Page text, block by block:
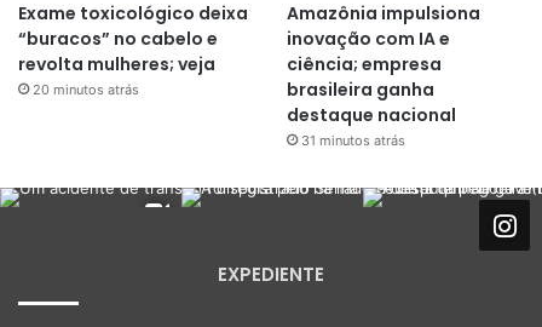
Exame toxicológico deixa
“buracos” no cabelo e
revolta mulheres; veja
20 minutos atrás
Amazônia impulsiona
inovação com IA e
ciência; empresa
brasileira ganha
destaque nacional
31 minutos atrás
EXPEDIENTE